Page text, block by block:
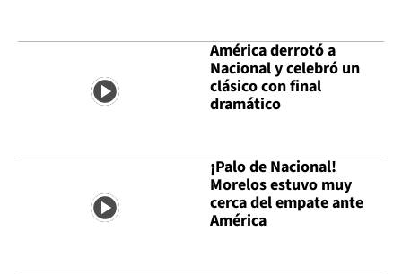
América derrotó a
Nacional y celebró un
clásico con final
dramático
¡Palo de Nacional!
Morelos estuvo muy
cerca del empate ante
América